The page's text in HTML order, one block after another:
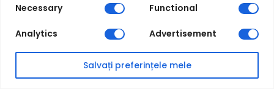
Necessary Functional
Analytics Advertisement
Salvați preferințele mele